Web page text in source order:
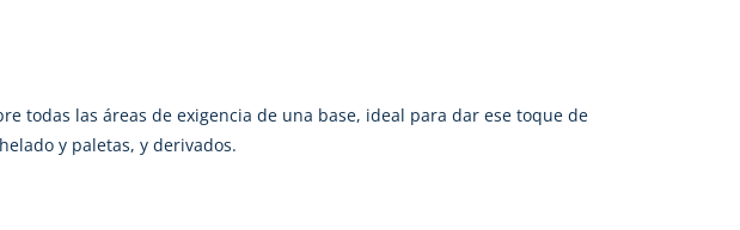
todas las áreas de exigencia de una base, ideal para dar ese toque de
y paletas, y derivados.